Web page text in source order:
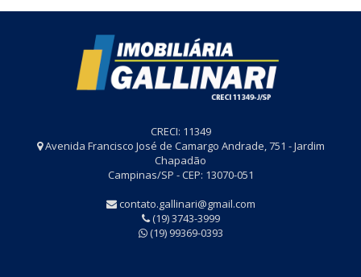
CRECI: 11349
Avenida Francisco José de Camargo Andrade, 751 - Jardim
Chapadão
Campinas/SP - CEP: 13070-051
contato.gallinari@gmail.com
(19) 3743-3999
(19) 99369-0393